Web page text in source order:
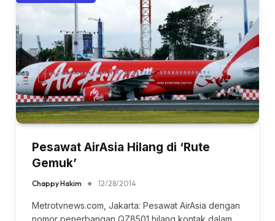
Pesawat AirAsia Hilang di ‘Rute
Gemuk’
Chappy Hakim 12/28/2014
Metrotvnews.com, Jakarta: Pesawat AirAsia dengan
nomor penerbangan QZ8501 hilang kontak dalam